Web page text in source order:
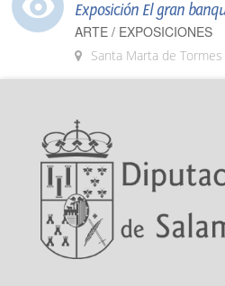
Exposición El gran
ARTE / EXPOSICIONES
Santa Marta de Tormes